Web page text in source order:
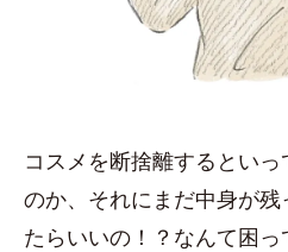
コスメを断捨離するとい
のか、それにまだ中身が
たらいいの！？なんて困